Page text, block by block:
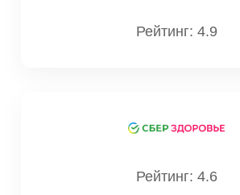
Рейтинг: 4.9
Рейтинг: 4.6